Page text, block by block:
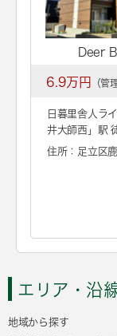
Deer
6.9万円 （管
日暮里舎人ラ
井大師西」駅
住所：足立区
エリア・沿
地域から探す